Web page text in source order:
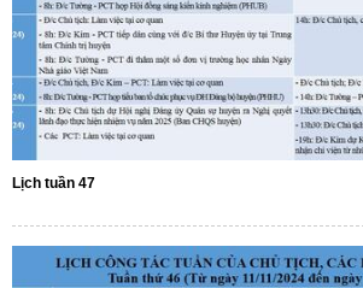
Lịch tuần 47